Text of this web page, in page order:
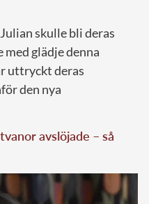
skulle bli deras
med glädje denna
uttryckt deras
den nya
avslöjade – så